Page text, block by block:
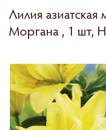
Лилия азиатская
Моргана , 1 шт,